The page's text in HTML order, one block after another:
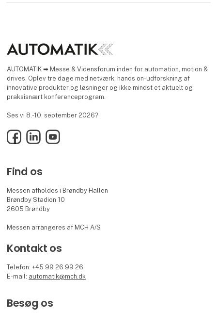
AUTOMATIK ➡ Messe & Vidensforum inden for automation, motion &
drives. Oplev tre dage med netværk, hands on-udforskning af
innovative produkter og løsninger og ikke mindst et aktuelt og
praksisnært konferenceprogram.
Ses vi 8.-10. september 2026?
FacebookLinkedInYouTube
Find os
Messen afholdes i Brøndby Hallen
Brøndby Stadion 10
2605 Brøndby
Messen arrangeres af MCH A/S
Kontakt os
Telefon: +45 99 26 99 26
E-mail: automatik@mch.dk
Besøg os